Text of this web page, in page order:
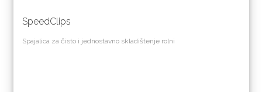
SpeedClips
Spajalica za čisto i jednostavno skladištenje rolni